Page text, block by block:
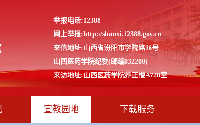
举报电话:12388
网上举报:http://shanxi.12388.gov.cn
来信地址:山西省汾阳市学院路16号
山西医药学院纪委(邮编032200)
来访地址:山西医药学院养正楼A728室
宣教园地 下载服务